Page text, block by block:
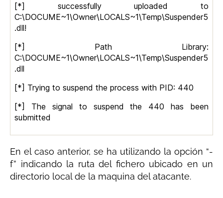
[*] successfully uploaded to
C:\DOCUME~1\Owner\LOCALS~1\Temp\Suspender5
.dll!
[*] Path Library:
C:\DOCUME~1\Owner\LOCALS~1\Temp\Suspender5
.dll
[*] Trying to suspend the process with PID: 440
[*] The signal to suspend the 440 has been
submitted
En el caso anterior, se ha utilizando la opción “-
f” indicando la ruta del fichero ubicado en un
directorio local de la maquina del atacante.